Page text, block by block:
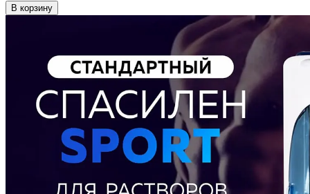
В корзину